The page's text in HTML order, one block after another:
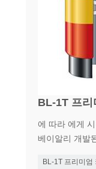
BL-1T 프리
에 따라 에게
베이알리 개발
BL-1T 프리미엄